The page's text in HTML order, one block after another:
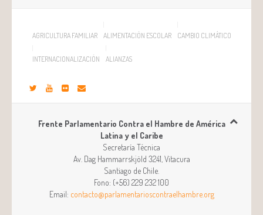
AGRICULTURA FAMILIAR ALIMENTACIÓN ESCOLAR CAMBIO CLIMÁTICO
INTERNACIONALIZACIÓN ALIANZAS
Frente Parlamentario Contra el Hambre de América
Latina y el Caribe
Secretaría Técnica
Av. Dag Hammarrskjöld 3241, Vitacura
Santiago de Chile
Fono: (+56) 229 232 100
Email: contacto@parlamentarioscontraelhambre.org